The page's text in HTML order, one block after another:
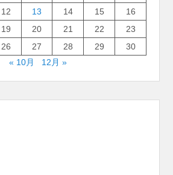
12 13 14 15
16
19 20 21 22
23
26 27 28 29
30
« 10月
12月 »